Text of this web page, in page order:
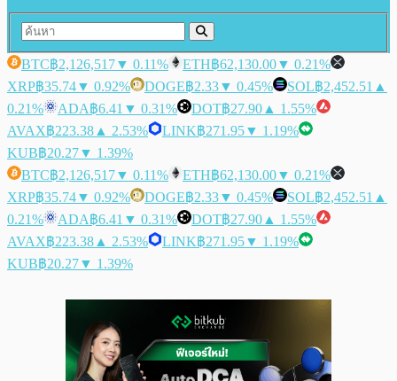
BTC฿2,126,517▼ 0.11% ETH฿62,130.00▼ 0.21%
XRP฿35.74▼ 0.92% DOGE฿2.33▼ 0.45% SOL฿2,452.51 ▲
0.21%
ADA฿6.41 ▼ 0.31% DOT฿27.90 ▲ 1.55%
AVAX฿223.38 ▲ 2.53% LINK฿271.95▼ 1.19%
KUB฿20.27▼ 1.39%
BTC฿2,126,517▼ 0.11% ETH฿62,130.00▼ 0.21%
XRP฿35.74▼ 0.92% DOGE฿2.33▼ 0.45% SOL฿2,452.51 ▲
0.21%
ADA฿6.41 ▼ 0.31% DOT฿27.90 ▲ 1.55%
AVAX฿223.38 ▲ 2.53% LINK฿271.95▼ 1.19%
KUB฿20.27▼ 1.39%